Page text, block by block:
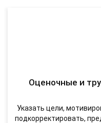
Оценочные и
Указать цели,
подкорректировать,